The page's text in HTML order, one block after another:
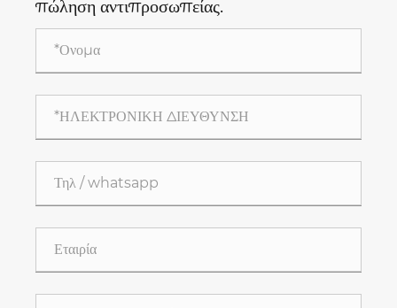
πώληση αντιπροσωπείας.